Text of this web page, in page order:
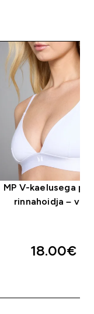
MP V-kaelusega
rinnahoidja –
18.00€‎